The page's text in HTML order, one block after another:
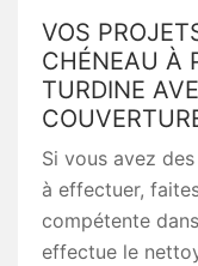
VOS
CHÉNEAU À
TURDINE
Si vous avez
à effectuer,
compétente
effectue le